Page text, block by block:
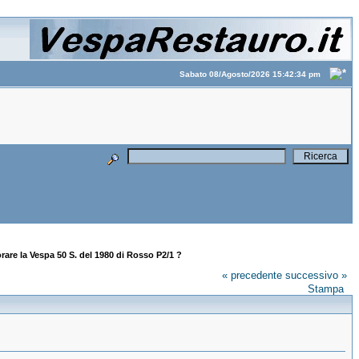
Sabato 08/Agosto/2026 15:42:34 pm
la Vespa 50 S. del 1980 di Rosso P2/1 ?
« precedente successivo »
Stampa